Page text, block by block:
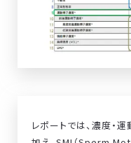
レポートでは、濃度・